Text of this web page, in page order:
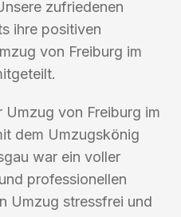
zufriedenen
ihre positiven
von Freiburg im
Umzug von Freiburg im
dem Umzugskönig
war ein voller
professionellen
Umzug stressfrei und